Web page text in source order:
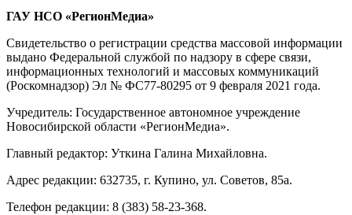
ГАУ НСО «РегионМедиа»
Свидетельство о регистрации средства массовой информации
выдано Федеральной службой по надзору в сфере связи,
информационных технологий и массовых коммуникаций
(Роскомнадзор) Эл № ФС77-80295 от 9 февраля 2021 года.
Учредитель: Государственное автономное учреждение
Новосибирской области «РегионМедиа».
Главный редактор: Уткина Галина Михайловна.
Адрес редакции: 632735, г. Купино, ул. Советов, 85а.
Телефон редакции: 8 (383) 58-23-368.